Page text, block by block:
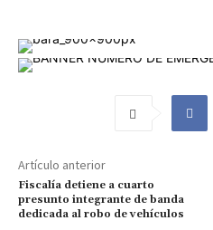
Artículo anterior
Fiscalía detiene a cuarto
presunto integrante de banda
dedicada al robo de vehículos